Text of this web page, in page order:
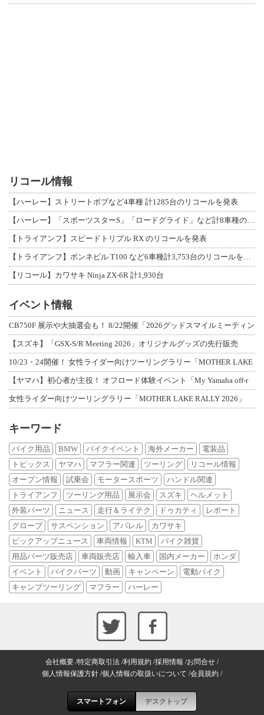
リコール情報
【ハーレー】ストリートボブなど4車種 計1285台のリコールを発表
【ハーレー】「スポーツスターS」「ロードグライド」など計8車種のリコールを発表
【トライアンフ】スピードトリプル RX のリコールを発表
【トライアンフ】ボンネビル T100 など6車種計3,753台のリコールを発表
【リコール】カワサキ Ninja ZX-6R 計1,930台
イベント情報
CB750F 展示や大抽選会も！ 8/22開催「2026グッドスマイルミーティン
【スズキ】「GSX-S/R Meeting 2026」オリジナルグッズの先行販売
10/23・24開催！ 女性ライダー向けツーリングラリー「MOTHER LAKE
【ヤマハ】初心者が主役！ オフロード体験イベント「My Yamaha off-r
女性ライダー向けツーリングラリー「MOTHER LAKE RALLY 2026」
キーワード
バイク用品 BMW バイクイベント 海外メーカー
電装品
トピックス
ヤマハ マフラー関連 ツーリング
リコール情報
オープン情報
試乗会 モータースポーツ
ハンドル関連
トライアンフ
ツーリング用品 展示会 スズキ
ヘルメット
外装パーツ
ニュース 走行＆ライテク ドゥカティ
レポート
グローブ
サスペンション アパレル
カワサキ
ピックアップニュース
車両情報 KTM
バイク雑貨
用品パーツ販売店
車両販売店 輸入車 国内メーカー
ホンダ
イベント
バイクパーツ 動画 キャンペーン
電動バイク
キャンプツーリング
マフラー ハーレー
会社概要 特定商取引法 利用規約 採用情報 お問合せ
個人情報保護方針 個人情報の取扱いについて 会員規約
スマートフォン デスクトップ